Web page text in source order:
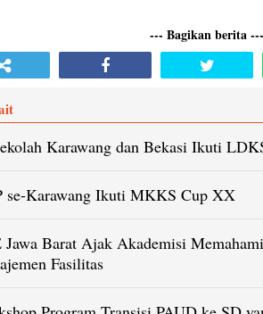
--- Bagikan berita ---
Karawang dan Bekasi Ikuti
se-Karawang Ikuti MKKS Cup XX
Jawa Barat Ajak Akademisi
Fasilitas